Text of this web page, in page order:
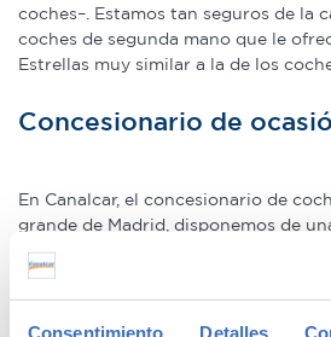
Consentimiento Detalles
coches–. Estamos tan seguros de la
coches de segunda mano que le
Estrellas muy similar a la de los
Concesionario de
En Canalcar, el concesionario de
grande de Madrid, disponemos de
marcas y modelos. Encuentra el
que mejor se adapte a tus
relación calidad-precio. O si lo
aconsejamos.